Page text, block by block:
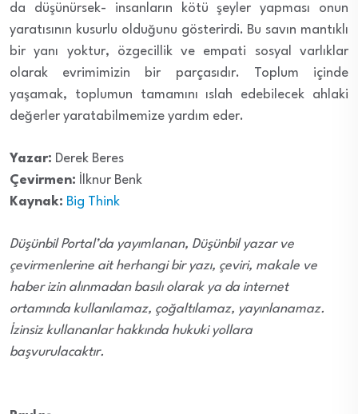
da düşünürsek- insanların kötü şeyler yapması onun
yaratısının kusurlu olduğunu gösterirdi. Bu savın mantıklı
bir yanı yoktur, özgecillik ve empati sosyal varlıklar
olarak evrimimizin bir parçasıdır. Toplum içinde
yaşamak, toplumun tamamını ıslah edebilecek ahlaki
değerler yaratabilmemize yardım eder.
Yazar: Derek Beres
Çevirmen: İlknur Benk
Kaynak: Big Think
Düşünbil Portal’da yayımlanan, Düşünbil yazar ve
çevirmenlerine ait herhangi bir yazı, çeviri, makale ve
haber izin alınmadan basılı olarak ya da internet
ortamında kullanılamaz, çoğaltılamaz, yayınlanamaz.
İzinsiz kullananlar hakkında hukuki yollara
başvurulacaktır.